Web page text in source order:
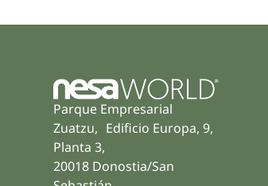
Parque Empresarial
Zuatzu, Edificio Europa, 9,
Planta 3,
20018 Donostia/San